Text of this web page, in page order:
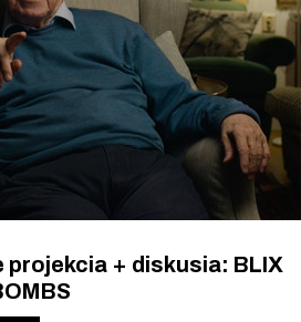
projekcia + diskusia: BLIX